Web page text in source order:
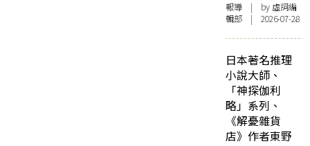
報導 | by 虛詞編
輯部 | 2026-07-28
日本著名推理
小說大師、
「神探伽利
略」系列、
《解憂雜貨
店》作者東野